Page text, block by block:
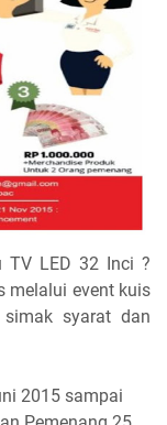
TV LED 32 Inci ?
melalui event kuis
syarat dan
2015 sampai